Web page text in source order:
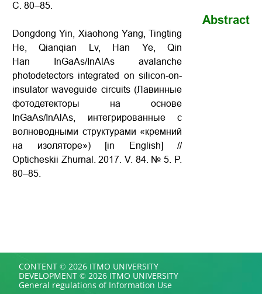
С. 80–85.
Dongdong Yin, Xiaohong Yang, Tingting
He, Qianqian Lv, Han Ye, Qin
Han InGaAs/InAlAs avalanche
photodetectors integrated on silicon-on-
insulator waveguide circuits (Лавинные
фотодетекторы на основе
InGaAs/InAlAs, интегрированные с
волноводными структурами «кремний
на изоляторе») [in English] //
Opticheskii Zhurnal. 2017. V. 84. № 5. P.
80–85.
Abstract
CONTENT © 2026 ITMO UNIVERSITY
DEVELOPMENT © 2026 ITMO UNIVERSITY
General regulations of Information Use